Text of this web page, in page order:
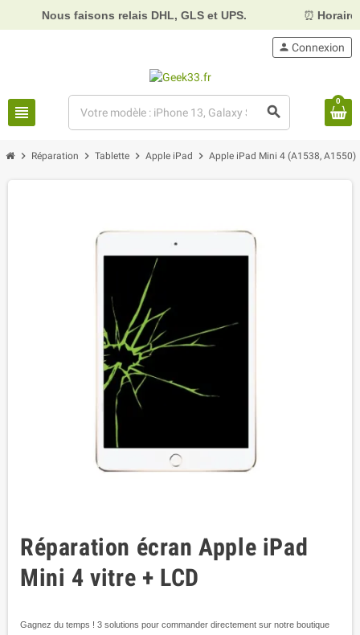
faisons relais DHL, GLS et UPS. Horaires :Mardi,
view_headline search
person Connexion
0
chevron_right Réparation chevron_right Tablette chevron_right Apple iPad chevron_right Apple iPad Mini 4 (A1538, A1550)
Réparation écran Apple iPad
Mini 4 vitre + LCD
Gagnez du temps ! 3 solutions pour commander directement sur notre boutique